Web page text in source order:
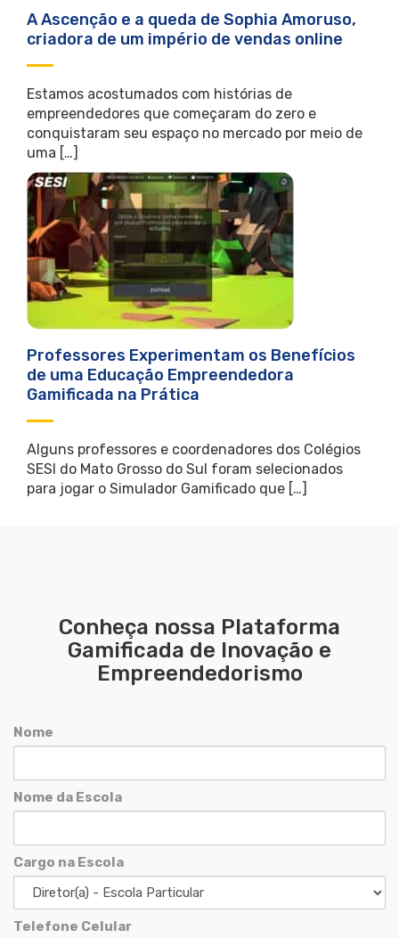
A Ascenção e a queda de Sophia Amoruso,
criadora de um império de vendas online
Estamos acostumados com histórias de
empreendedores que começaram do zero e
conquistaram seu espaço no mercado por meio de
uma […]
Professores Experimentam os Benefícios
de uma Educação Empreendedora
Gamificada na Prática
Alguns professores e coordenadores dos Colégios
SESI do Mato Grosso do Sul foram selecionados
para jogar o Simulador Gamificado que […]
Conheça nossa Plataforma
Gamificada de Inovação e
Empreendedorismo
Nome
Nome da Escola
Cargo na Escola
Telefone Celular